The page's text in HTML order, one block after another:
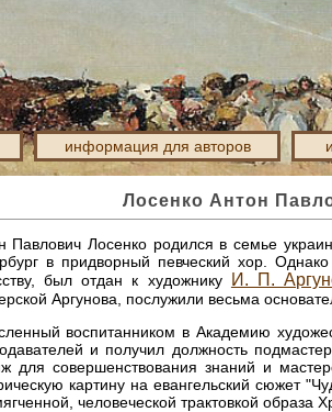
информация для авторов
Лосенко Антон
Павлович Лосенко родился в семье
в придворный певческий хор.
был отдан к художнику
И. П.
Аргунова, послужили весьма
воспитанником в Академию
и получил должность
для совершенствования знаний и
картину на евангельский сюжет
человеческой трактовкой образа